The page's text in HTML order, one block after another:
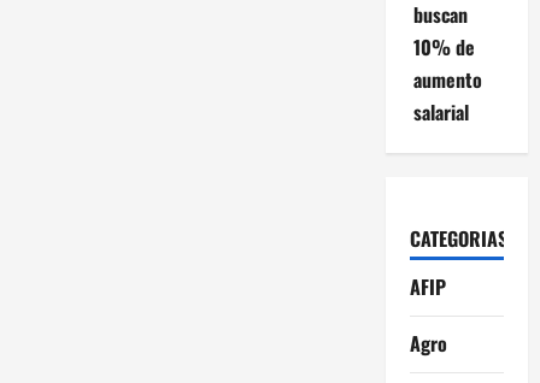
buscan
10% de
aumento
salarial
CATEGORIAS
AFIP
Agro